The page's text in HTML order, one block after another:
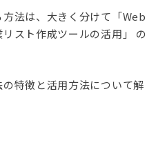
法は、大きく分けて「Web
スト作成ツールの活用」 の
特徴と活用方法について解